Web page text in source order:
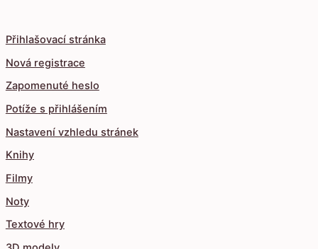
Přihlašovací stránka
Nová registrace
Zapomenuté heslo
Potíže s přihlášením
Nastavení vzhledu stránek
Knihy
Filmy
Noty
Textové hry